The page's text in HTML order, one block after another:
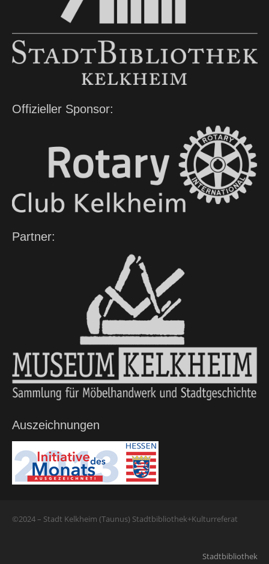
Offizieller Sponsor:
Partner:
Auszeichnungen
©2024 – Stadt Kelkheim (Taunus) Stadtbibliothek+Kulturreferat
Stadtbibliothek